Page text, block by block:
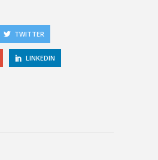
TWITTER
LINKEDIN